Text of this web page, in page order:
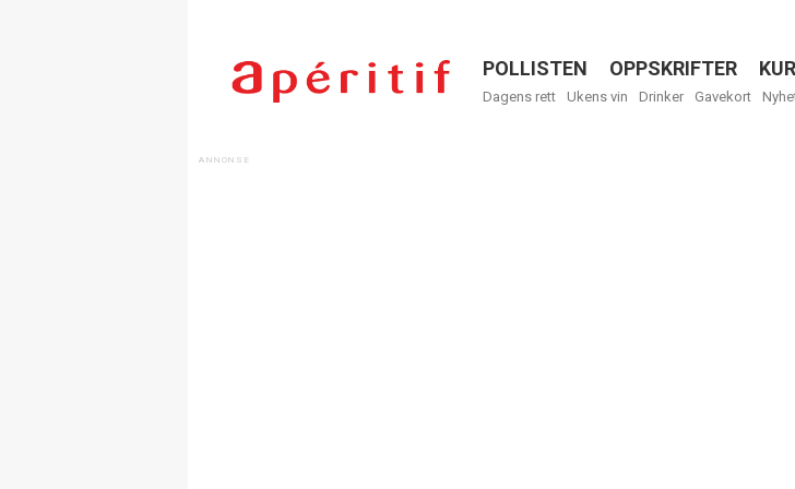
Menu
POLLISTEN OPPSKRIFTER
Dagens rett Ukens vin Drinker Gavekort